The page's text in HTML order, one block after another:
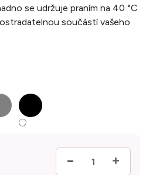
se udržuje praním na 40 °C
součástí vašeho